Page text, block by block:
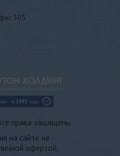
305
права защищены
на сайте не
офертой.